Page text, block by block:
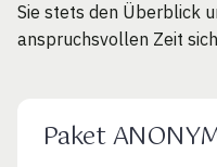
Sie stets den Überblick
anspruchsvollen Zeit
Paket